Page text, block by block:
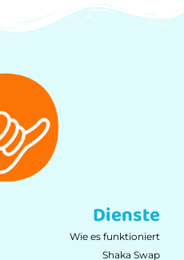
Dienste
Wie es funktioniert
Shaka Swap